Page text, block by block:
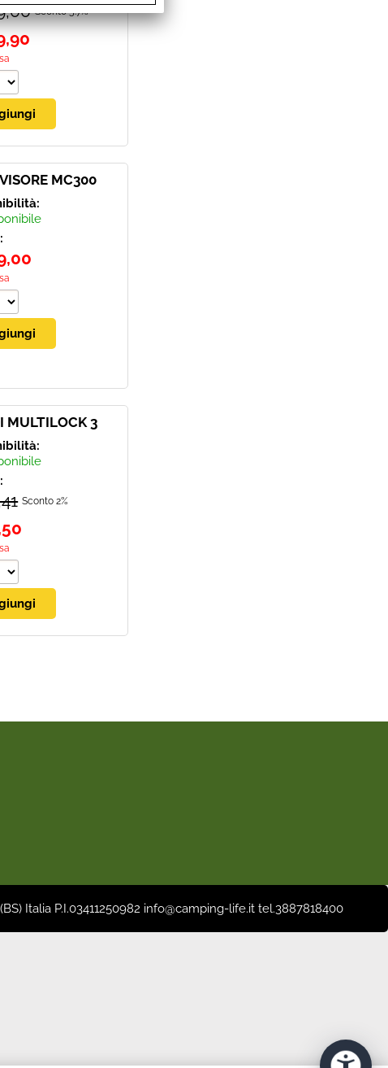
Sconto 5.7%
MC300
MULTILOCK 3
Sconto 2%
Italia P.I.03411250982 info@camping-life.it tel.3887818400